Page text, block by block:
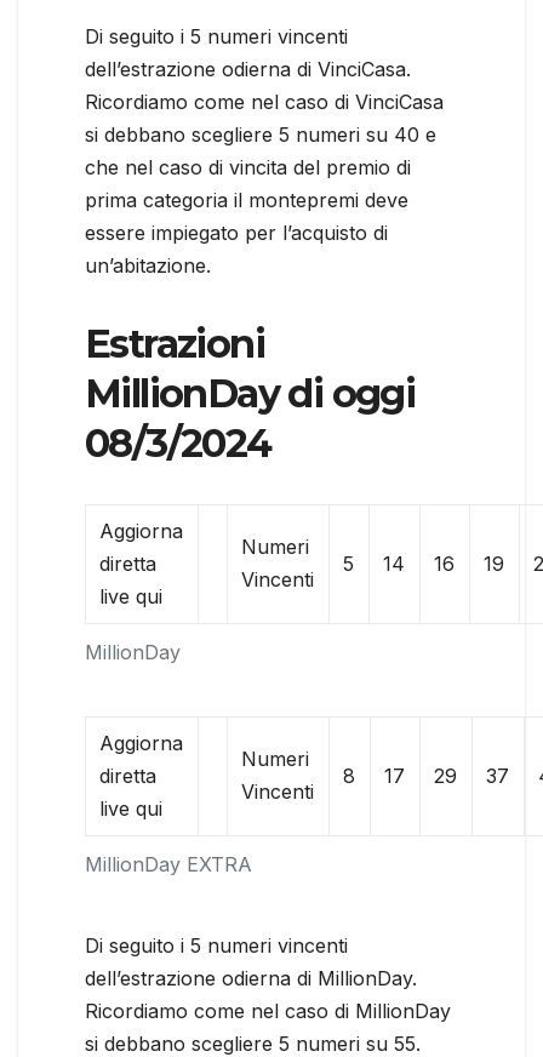
Di seguito i 5 numeri vincenti
dell’estrazione odierna di VinciCasa.
Ricordiamo come nel caso di VinciCasa
si debbano scegliere 5 numeri su 40 e
che nel caso di vincita del premio di
prima categoria il montepremi deve
essere impiegato per l’acquisto di
un’abitazione.
Estrazioni
MillionDay di oggi
08/3/2024
MillionDay
Aggiorna
diretta
live qui
Numeri
Vincenti
5 14 16 19
MillionDay EXTRA
Aggiorna
diretta
live qui
Numeri
Vincenti
8 17 29 37
Di seguito i 5 numeri vincenti
dell’estrazione odierna di MillionDay.
Ricordiamo come nel caso di MillionDay
si debbano scegliere 5 numeri su 55.